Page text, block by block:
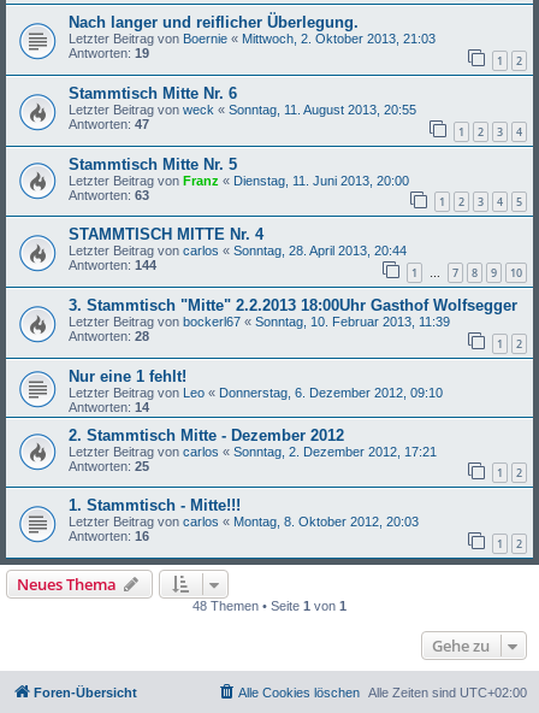
Nach langer und reiflicher Überlegung.
Letzter Beitrag von Boernie « Mittwoch, 2. Oktober 2013, 21:03
Antworten: 19 1 2
Stammtisch Mitte Nr. 6
Letzter Beitrag von weck « Sonntag, 11. August 2013, 20:55
Antworten: 47 1 2 3 4
Stammtisch Mitte Nr. 5
Letzter Beitrag von Franz « Dienstag, 11. Juni 2013, 20:00
Antworten: 63 1 2 3 4 5
STAMMTISCH MITTE Nr. 4
Letzter Beitrag von carlos « Sonntag, 28. April 2013, 20:44
Antworten: 144 1 … 7 8 9 10
3. Stammtisch "Mitte" 2.2.2013 18:00Uhr Gasthof Wolfsegger
Letzter Beitrag von bockerl67 « Sonntag, 10. Februar 2013, 11:39
Antworten: 28 1 2
Nur eine 1 fehlt!
Letzter Beitrag von Leo « Donnerstag, 6. Dezember 2012, 09:10
Antworten: 14
2. Stammtisch Mitte - Dezember 2012
Letzter Beitrag von carlos « Sonntag, 2. Dezember 2012, 17:21
Antworten: 25 1 2
1. Stammtisch - Mitte!!!
Letzter Beitrag von carlos « Montag, 8. Oktober 2012, 20:03
Antworten: 16 1 2
Neues Thema
48 Themen • Seite 1 von 1
Gehe zu
Foren-Übersicht Alle Zeiten sind UTC+02:00
Alle Cookies löschen